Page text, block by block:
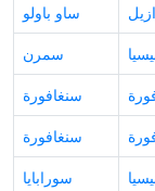
ساو باولو
سمرن
سنغافورة
سنغافورة
سورابايا